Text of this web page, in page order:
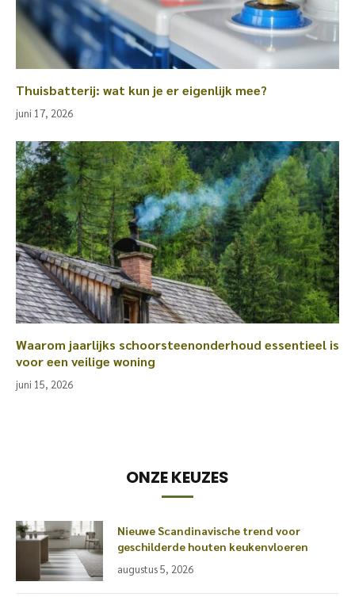
Thuisbatterij: wat kun je er eigenlijk mee?
juni 17, 2026
Waarom jaarlijks schoorsteenonderhoud essentieel is
voor een veilige woning
juni 15, 2026
ONZE KEUZES
Nieuwe Scandinavische trend voor
geschilderde houten keukenvloeren
augustus 5, 2026